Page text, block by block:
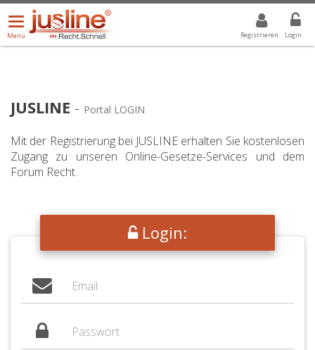
Registrieren Login
Menü
öffnen/schließen
Menü
ALLE DROPDOWN: GEWÄHLTER WERT IST ALLE
JUSLINE - Portal LOGIN
Mit der Registrierung bei JUSLINE erhalten Sie kostenlosen
Zugang zu unseren Online-Gesetze-Services und dem
Forum Recht.
Login: